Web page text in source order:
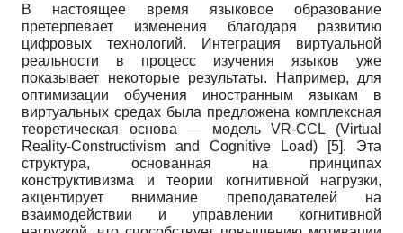
В настоящее время языковое образование
претерпевает изменения благодаря развитию
цифровых технологий. Интеграция виртуальной
реальности в процесс изучения языков уже
показывает некоторые результаты. Например, для
оптимизации обучения иностранным языкам в
виртуальных средах была предложена комплексная
теоретическая основа — модель VR-CCL (Virtual
Reality-Constructivism and Cognitive Load) [5]. Эта
структура, основанная на принципах
конструктивизма и теории когнитивной нагрузки,
акцентирует внимание преподавателей на
взаимодействии и управлении когнитивной